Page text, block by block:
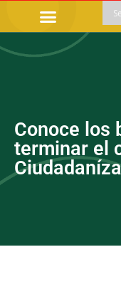
Conoce los
terminar el